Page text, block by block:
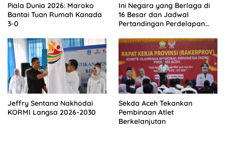
Piala Dunia 2026: Maroko
Bantai Tuan Rumah Kanada
3-0
Ini Negara yang Berlaga di
16 Besar dan Jadwal
Pertandingan Perdelapan
Jeffry Sentana Nakhodai
KORMI Langsa 2026-2030
Sekda Aceh Tekankan
Pembinaan Atlet
Berkelanjutan